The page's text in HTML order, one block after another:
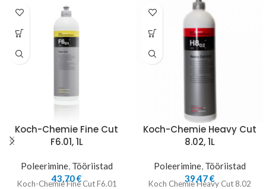
Koch-Chemie Fine Cut
F6.01, 1L
Poleerimine, Tööriistad
43,70€
Koch-Chemie Fine Cut F6.01
Koch-Chemie Heavy Cut
8.02, 1L
Poleerimine, Tööriistad
39,47€
Koch Chemie Heavy Cut 8.02